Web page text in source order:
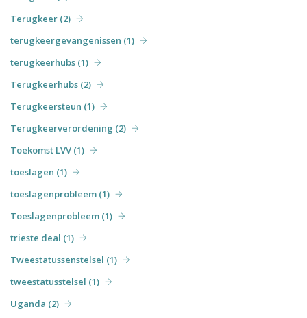
Terugkeer (2)
terugkeergevangenissen (1)
terugkeerhubs (1)
Terugkeerhubs (2)
Terugkeersteun (1)
Terugkeerverordening (2)
Toekomst LVV (1)
toeslagen (1)
toeslagenprobleem (1)
Toeslagenprobleem (1)
trieste deal (1)
Tweestatussenstelsel (1)
tweestatusstelsel (1)
Uganda (2)